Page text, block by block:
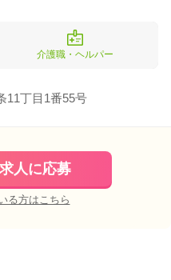
介護職・ヘルパー
11丁目1番55号
人に応募
る方はこちら